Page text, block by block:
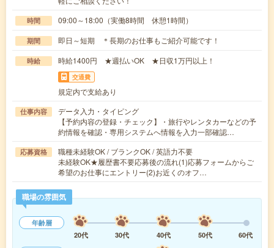
時間 09:00～18:00（実働8時間 休憩1時間）
期間 即日～短期 ＊長期のお仕事もご紹介可能です！
時給 時給1400円 ★週払いOK ★日収1万円以上！
交通費
規定内で支給あり
仕事内容
データ入力・タイピング
【予約内容の登録・チェック】・旅行やレンタカーなどの予
約情報を確認・専用システムへ情報を入力一部確認…
応募資格
職種未経験OK / ブランクOK / 英語力不要
未経験OK★履歴書不要応募後の流れ(1)応募フォームからご
希望のお仕事にエントリー(2)お近くのオフ…
職場の雰囲気
年齢層
20代
30代 40代 50代
60代